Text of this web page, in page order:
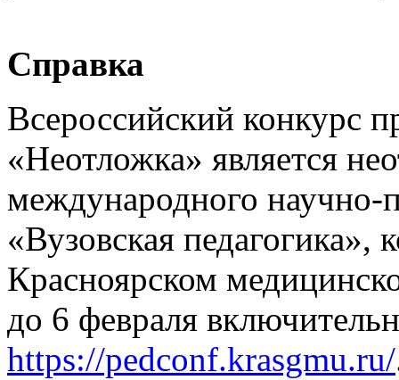
Справка
Всероссийский конкурс
«Неотложка» является
международного научно-
«Вузовская педагогика»,
Красноярском
до 6 февраля
https://pedconf.krasgmu.ru/